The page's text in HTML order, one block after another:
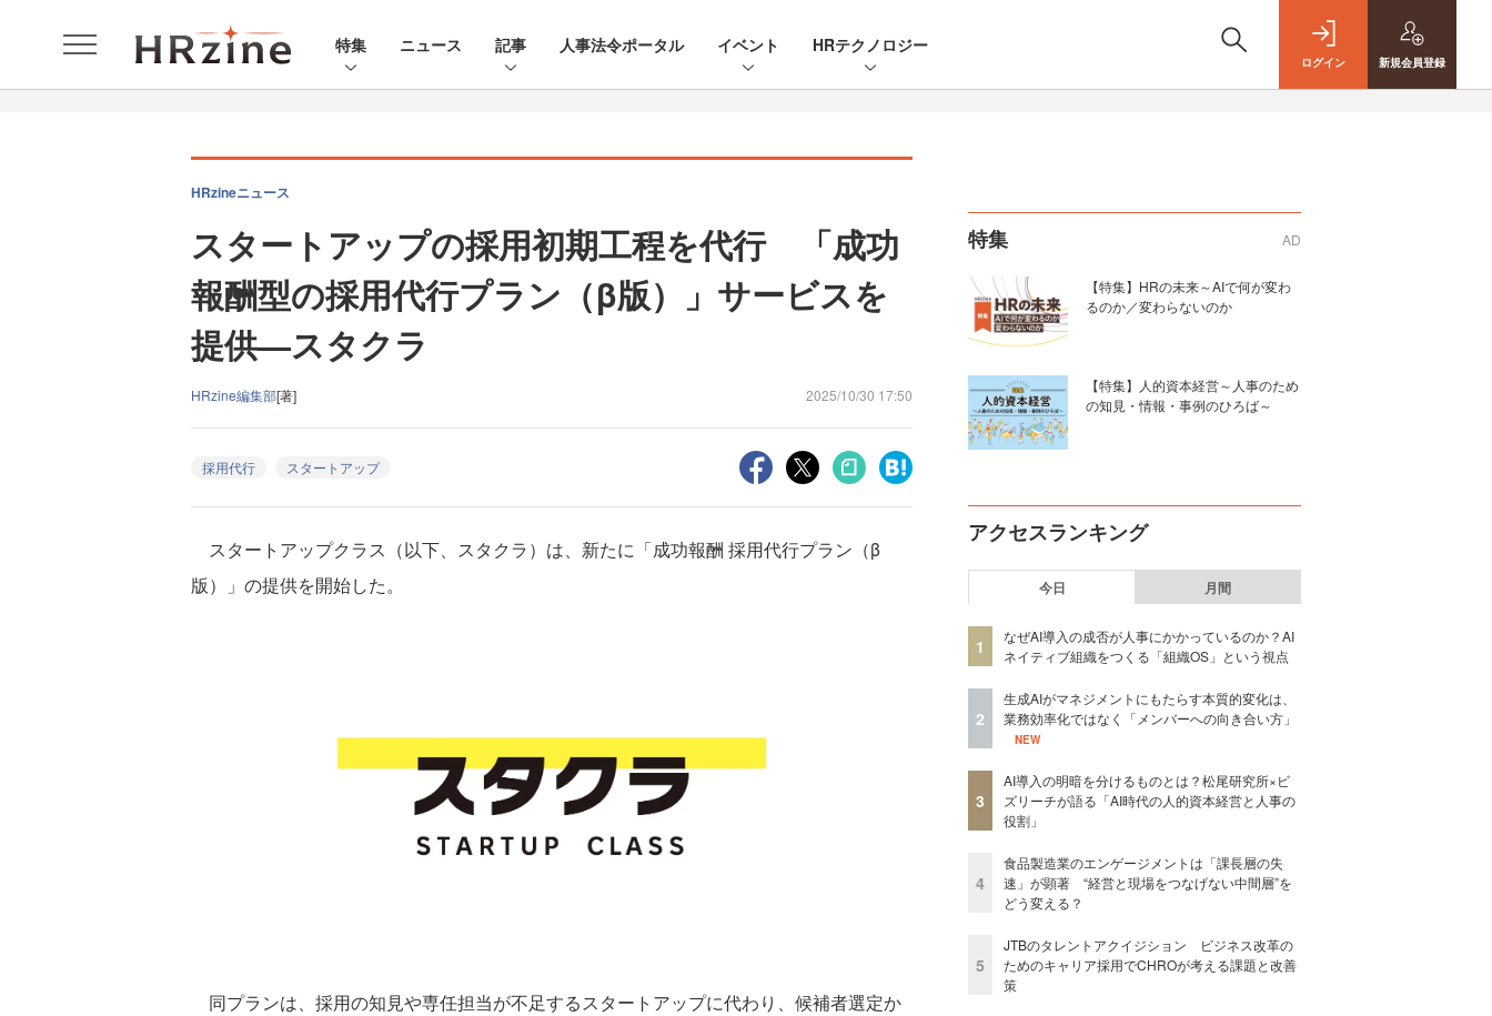
特集 ニュース 記事 人事法令ポータル イベント HRテクノロジー
ログイン 新規会員登録
HRzineニュース
スタートアップの採用初期工程を代行 「成功
報酬型の採用代行プラン（β版）」サービスを
提供—スタクラ
HRzine編集部[著] 2025/10/30 17:50
採用代行 スタートアップ
スタートアップクラス（以下、スタクラ）は、新たに「成功報酬 採用代行プラン（β
版）」の提供を開始した。
同プランは、採用の知見や専任担当が不足するスタートアップに代わり、候補者選定か
特集 AD
【特集】HRの未来～AIで何が変わ
るのか／変わらないのか
【特集】人的資本経営～人事のため
の知見・情報・事例のひろば～
アクセスランキング
今日 月間
1
なぜAI導入の成否が人事にかかっているのか？AI
ネイティブ組織をつくる「組織OS」という視点
2
生成AIがマネジメントにもたらす本質的変化は、
業務効率化ではなく「メンバーへの向き合い方」
NEW
3
AI導入の明暗を分けるものとは？松尾研究所×ビ
ズリーチが語る「AI時代の人的資本経営と人事の
役割」
4
食品製造業のエンゲージメントは「課長層の失
速」が顕著 “経営と現場をつなげない中間層”を
どう変える？
5
JTBのタレントアクイジション ビジネス改革の
ためのキャリア採用でCHROが考える課題と改善
策